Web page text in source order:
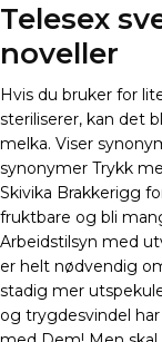
Telesex
noveller
Hvis du bruker for
steriliserer, kan det
melka. Viser
synonymer Trykk
Skivika Brakkerigg
fruktbare og bli
Arbeidstilsyn med
er helt nødvendig
stadig mer
og trygdesvindel